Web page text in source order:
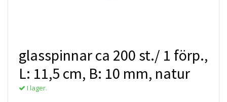
glasspinnar ca 200 st./ 1 förp.,
L: 11,5 cm, B: 10 mm, natur
I lager.